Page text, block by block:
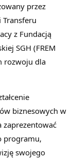
przez
Transferu
z Fundacją
SGH (FREM
rozwoju dla
biznesowych w
programu,
swojego